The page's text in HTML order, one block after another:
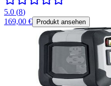
5.0 (8)
169,00 €
Produkt ansehen